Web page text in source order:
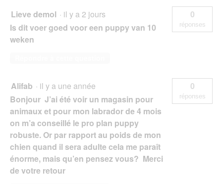
Lieve demol · il y a 2 jours
Is dit voer goed voor een puppy van 10
weken
0
réponses
Alifab · il y a une année
Bonjour J’ai été voir un magasin pour
animaux et pour mon labrador de 4 mois
on m’a conseillé le pro plan puppy
robuste. Or par rapport au poids de mon
chien quand il sera adulte cela me paraît
énorme, mais qu’en pensez vous? Merci
de votre retour
0
réponses